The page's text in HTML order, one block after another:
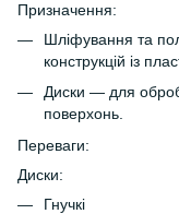
Призначення:
Шліфування та
конструкцій із
Диски — для
поверхонь.
Переваги:
Диски:
Гнучкі